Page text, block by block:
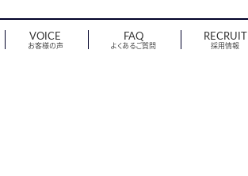
VOICE
お客様の声
FAQ
よくあるご質問
RECRUIT
採用情報